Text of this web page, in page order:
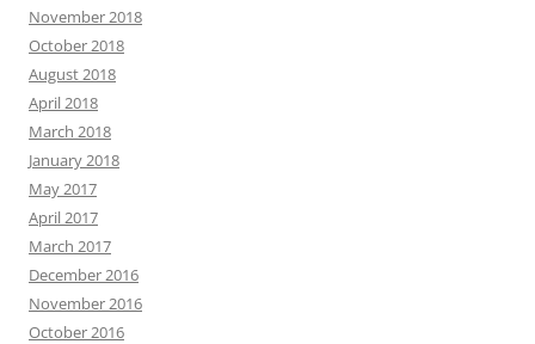
November 2018
October 2018
August 2018
April 2018
March 2018
January 2018
May 2017
April 2017
March 2017
December 2016
November 2016
October 2016